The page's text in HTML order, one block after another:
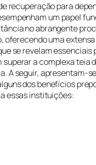
recuperação para
um papel
no abrangente
oferecendo uma
se revelam essenciais
superar a complexa teia
A seguir, apresentam-
dos benefícios
essas instituições: